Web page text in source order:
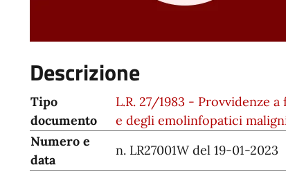
Descrizione
Tipo
documento
L.R. 27/1983 - Provvidenze
e degli emolinfopatici
Numero e
data
n. LR27001W del 19-01-2023